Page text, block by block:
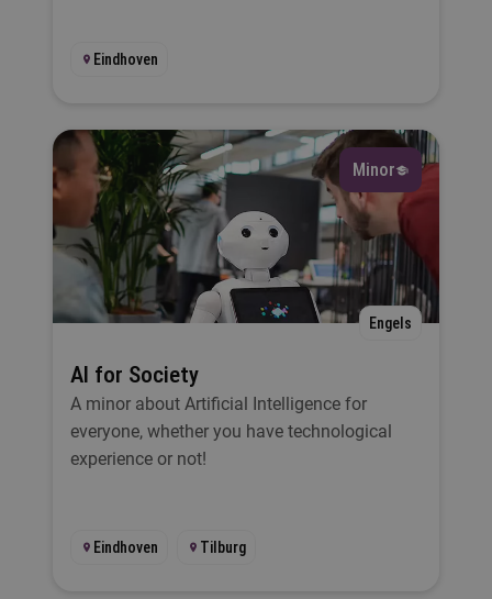
Eindhoven
Minor
Engels
AI for Society
A minor about Artificial Intelligence for
everyone, whether you have technological
experience or not!
Eindhoven Tilburg